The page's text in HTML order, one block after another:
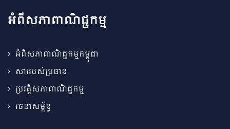
អំពីសភាពាណិជ្ជកម្ម
អំពីសភាពាណិជ្ជកម្មកម្ពុជា
សាររបស់ប្រធាន
ប្រវត្តិសភាពាណិជ្ជកម្ម
រចនាសម្ព័ន្ធ